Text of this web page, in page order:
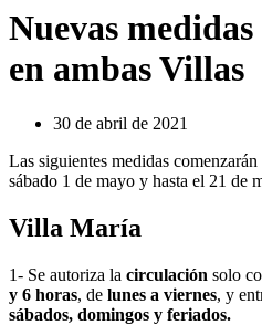
Nuevas
en ambas Villas
30 de abril de 2021
Las siguientes medidas
sábado 1 de mayo y hasta el 21 de
Villa María
1- Se autoriza la circulación solo
y 6 horas, de lunes a viernes, y
sábados, domingos y feriados.